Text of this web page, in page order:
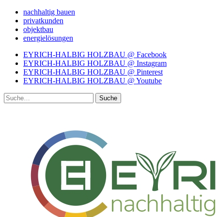
nachhaltig bauen
privatkunden
objektbau
energielösungen
EYRICH-HALBIG HOLZBAU @ Facebook
EYRICH-HALBIG HOLZBAU @ Instagram
EYRICH-HALBIG HOLZBAU @ Pinterest
EYRICH-HALBIG HOLZBAU @ Youtube
Suche